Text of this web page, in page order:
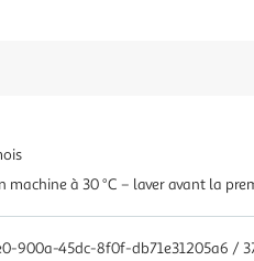
machine à 30 °C – laver avant la
900a-45dc-8f0f-db71e31205a6 /